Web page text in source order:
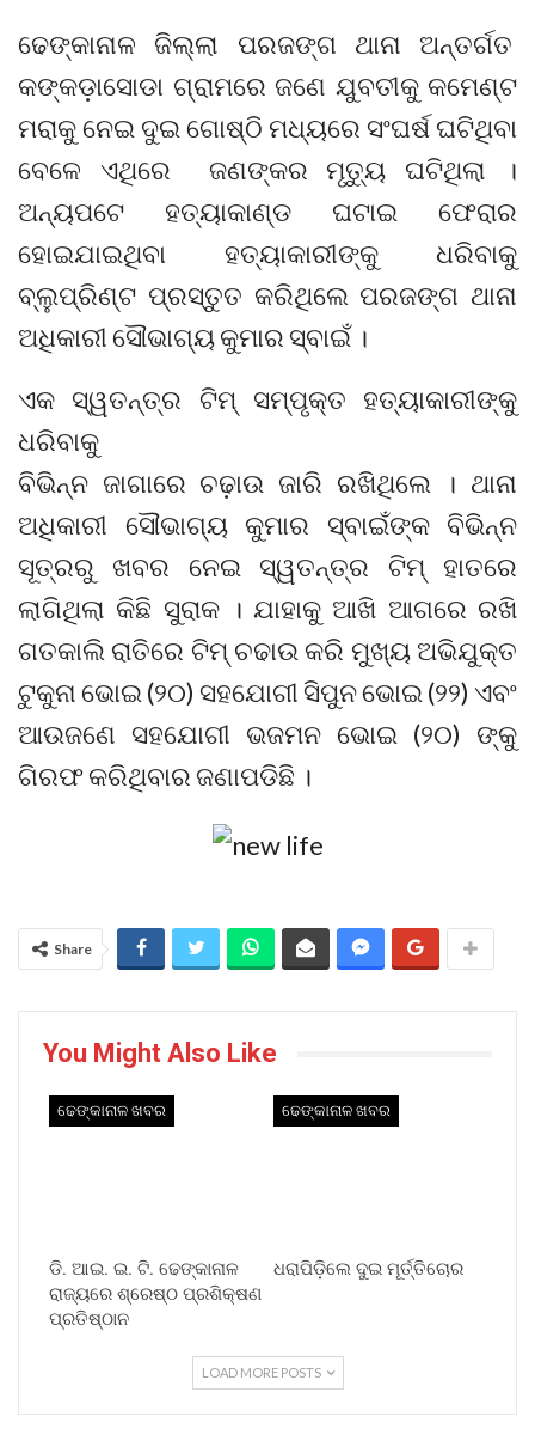
ଢେଙ୍କାନାଳ ଜିଲ୍ଲା ପରଜଙ୍ଗ ଥାନା ଅନ୍ତର୍ଗତ
କଙ୍କଡ଼ାସୋଡା ଗ୍ରାମରେ ଜଣେ ଯୁବତୀକୁ କମେଣ୍ଟ
ମରାକୁ ନେଇ ଦୁଇ ଗୋଷ୍ଠି ମଧ୍ୟରେ ସଂଘର୍ଷ ଘଟିଥିବା
ବେଳେ ଏଥିରେ ଜଣଙ୍କର ମୃତ୍ୟୁ ଘଟିଥିଲା ।
ଅନ୍ୟପଟେ ହତ୍ୟାକାଣ୍ଡ ଘଟାଇ ଫେରାର
ହୋଇଯାଇଥିବା ହତ୍ୟାକାରୀଙ୍କୁ ଧରିବାକୁ
ବ୍ଲୁପ୍ରିଣ୍ଟ ପ୍ରସ୍ତୁତ କରିଥିଲେ ପରଜଙ୍ଗ ଥାନା
ଅଧିକାରୀ ସୌଭାଗ୍ୟ କୁମାର ସ୍ବାଇଁ ।
ଏକ ସ୍ୱତନ୍ତ୍ର ଟିମ୍ ସମ୍ପୃକ୍ତ ହତ୍ୟାକାରୀଙ୍କୁ
ଧରିବାକୁ
ବିଭିନ୍ନ ଜାଗାରେ ଚଢ଼ାଉ ଜାରି ରଖିଥିଲେ । ଥାନା
ଅଧିକାରୀ ସୌଭାଗ୍ୟ କୁମାର ସ୍ବାଇଁଙ୍କ ବିଭିନ୍ନ
ସୂତ୍ରରୁ ଖବର ନେଇ ସ୍ୱତନ୍ତ୍ର ଟିମ୍ ହାତରେ
ଲାଗିଥିଲା କିଛି ସୁରାକ । ଯାହାକୁ ଆଖି ଆଗରେ ରଖି
ଗତକାଲି ରାତିରେ ଟିମ୍ ଚଢାଉ କରି ମୁଖ୍ୟ ଅଭିଯୁକ୍ତ
ଟୁକୁନା ଭୋଇ (୨୦) ସହଯୋଗୀ ସିପୁନ ଭୋଇ (୨୨) ଏବଂ
ଆଉଜଣେ ସହଯୋଗୀ ଭଜମନ ଭୋଇ (୨୦) ଙ୍କୁ
ଗିରଫ କରିଥିବାର ଜଣାପଡିଛି ।
Share
You Might Also Like
ଢେଙ୍କାନାଳ ଖବର
ଡି. ଆଇ. ଇ. ଟି. ଢେଙ୍କାନାଳ
ରାଜ୍ୟରେ ଶ୍ରେଷ୍ଠ ପ୍ରଶିକ୍ଷଣ
ପ୍ରତିଷ୍ଠାନ
ଢେଙ୍କାନାଳ ଖବର
ଧରାପିଡ଼ିଲେ ଦୁଇ ମୂର୍ତ୍ତିଚୋର
LOAD MORE POSTS